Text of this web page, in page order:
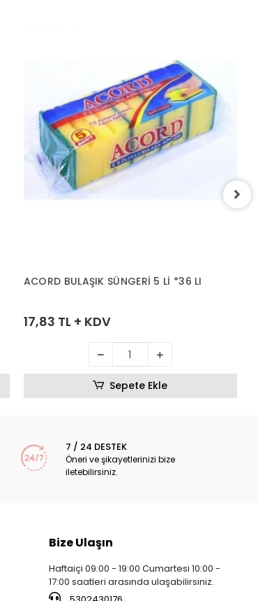
ACORD BULAŞIK SÜNGERİ 5 Lİ *36 LI
17,83 TL + KDV
Sepete Ekle
7 / 24 DESTEK
Öneri ve şikayetlerinizi bize
iletebilirsiniz.
Bize Ulaşın
Haftaiçi 09:00 - 19:00 Cumartesi 10:00 -
17:00 saatleri arasında ulaşabilirsiniz.